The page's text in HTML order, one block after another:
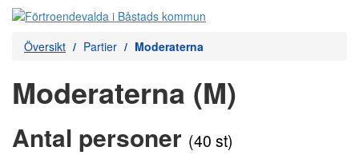
Översikt Partier Moderaterna
Moderaterna (M)
Antal personer (40 st)